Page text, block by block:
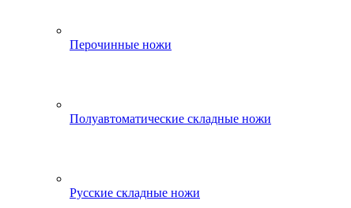
Перочинные ножи
Полуавтоматические складные ножи
Русские складные ножи